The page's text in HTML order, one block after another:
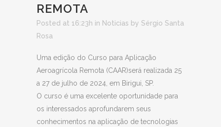
REMOTA
Posted at 16:23h in Noticias by Sérgio Santa
Rosa
Uma edição do Curso para Aplicação
Aeroagrícola Remota (CAAR)será realizada 25
a 27 de julho de 2024, em Birigui, SP.
O curso é uma excelente oportunidade para
os interessados aprofundarem seus
conhecimentos na aplicação de tecnologias